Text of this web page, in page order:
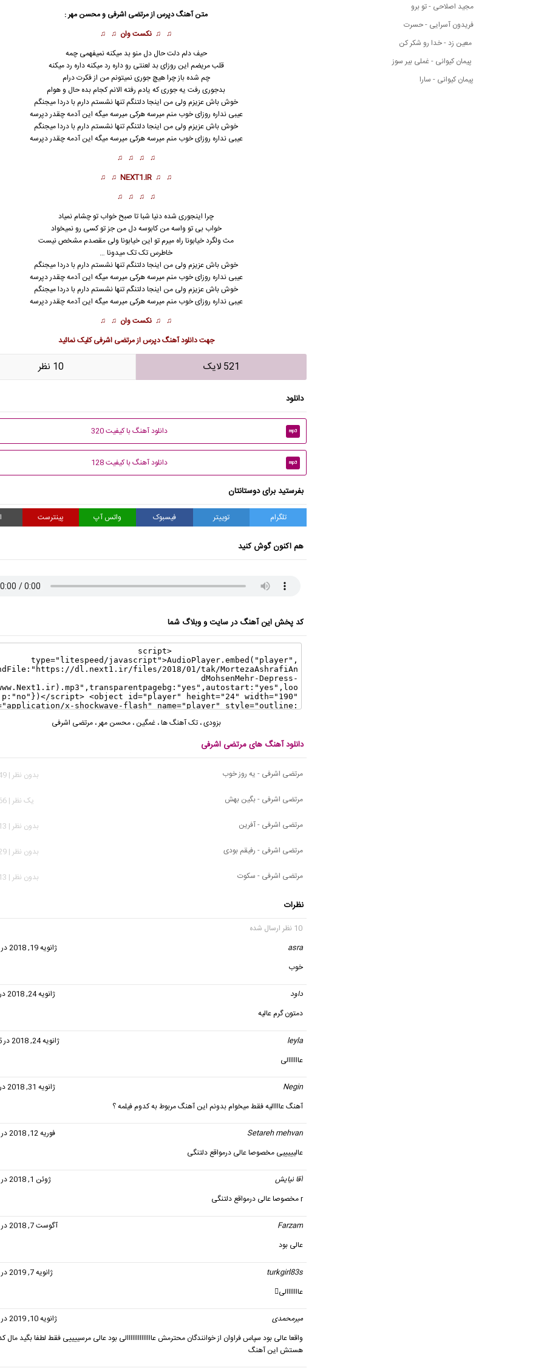
مجید اصلاحی - تو برو
فریدون آسرایی - حسرت
معین زد - خدا رو شکر کن
پیمان کیوانی - غملی بیر سوز
پیمان کیوانی - سارا
متن آهنگدپرسازمرتضی اشرفی ومحسن مهر:
♫ ♫ نکست وان ♫ ♫
حیف دلم دلت حال دل منو بد میکنه نمیفهمی چمه
قلب مریضم این روزای بد لعنتی رو داره رد میکنه داره رد میکنه
چم شده باز چرا هیچ جوری نمیتونم من از فکرت درام
بدجوری رفت یه جوری که یادم رفته الانم کجام بده حال و هوام
خوش باش عزیزم ولی من اینجا دلتنگم تنها نشستم دارم با دردا میجنگم
عیبی نداره روزای خوب منم میرسه هرکی میرسه میگه این آدمه چقدر دپرسه
خوش باش عزیزم ولی من اینجا دلتنگم تنها نشستم دارم با دردا میجنگم
عیبی نداره روزای خوب منم میرسه هرکی میرسه میگه این آدمه چقدر دپرسه
♫ ♫ ♫ ♫
♫ ♫
NEXT1.IR
♫ ♫
♫ ♫ ♫ ♫
چرا اینجوری شده دنیا شبا تا صبح خواب تو چشام نمیاد
خواب بی تو واسه من کابوسه دل من جز تو کسی رو نمیخواد
مث ولگرد خیابونا راه میرم تو این خیابونا ولی مقصدم مشخص نیست
خاطرس تک تک میدونا …
خوش باش عزیزم ولی من اینجا دلتنگم تنها نشستم دارم با دردا میجنگم
عیبی نداره روزای خوب منم میرسه هرکی میرسه میگه این آدمه چقدردپرسه
خوش باش عزیزم ولی من اینجا دلتنگم تنها نشستم دارم با دردا میجنگم
عیبی نداره روزای خوب منم میرسه هرکی میرسه میگه این آدمه چقدر دپرسه
♫ ♫ نکست وان ♫ ♫
جهتدانلود آهنگ دپرس از مرتضی اشرفیکلیک نمائید
521 لایک 10 نظر
دانلود
mp3 دانلود آهنگ با کیفیت 320
mp3 دانلود آهنگ با کیفیت 128
بفرستید برای دوستانتان
تلگرام توییتر فیسبوک واتس آپ پینترست
هم اکنون گوش کنید
کد پخش این آهنگ در سایت و وبلاگ شما
بزودی،تک آهنگ ها،غمگین ،محسن مهر ،مرتضی اشرفی
دانلود آهنگ های مرتضی اشرفی
مرتضی اشرفی - یه روز خوب
بدون نظر | 2,649 بازدید
مرتضی اشرفی - بگین بهش
يک نظر | 5,266 بازدید
مرتضی اشرفی - آفرین
بدون نظر | 1,913 بازدید
مرتضی اشرفی - رفیقم بودی
بدون نظر | 3,629 بازدید
مرتضی اشرفی - سکوت
بدون نظر | 2,213 بازدید
نظرات
10 نظر ارسال شده
asra
ژانویه 19, 2018 در 3:12 ب.ظ
خوب
داود
ژانویه 24, 2018 در 8:05 ق.ظ
دمتون گرم عالیه
leyla
ژانویه 24, 2018 در 11:25 ق.ظ
عاااااالی
Negin
ژانویه 31, 2018 در 1:30 ق.ظ
آهنگ عاااالیه فقط میخوام بدونم این آهنگ مربوط به کدوم فیلمه ؟
Setareh mehvari
فوریه 12, 2018 در 7:39 ب.ظ
عالیییییی مخصوصا عالی درمواقع دلتنگی
آقا نیایش
ژوئن 1, 2018 در 4:12 ب.ظ
r مخصوصا عالی درمواقع دلتنگی
Farzam
آگوست 7, 2018 در 2:55 ب.ظ
عالی بود
turkgirl83s
ژانویه 7, 2019 در 5:59 ب.ظ
عااااااالی
میرمحمدی
ژانویه 10, 2019 در 7:48 ب.ظ
واقعا عالی بود سپاس فراوان از خوانندگان محترمش عاااااااااااااالی بود عالی مرسییییی فقط لطفا بگید مال
هستش این آهنگ